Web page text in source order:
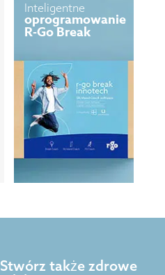
Inteligentne
oprogramowanie
R-Go Break
Stwórz także zdrowe